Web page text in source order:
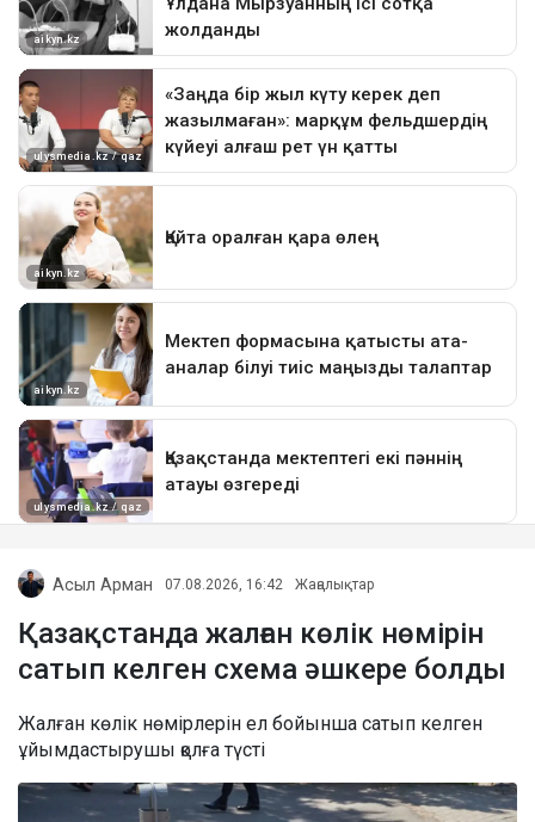
Асыл Арман 07.08.2026, 16:42 Жаңалықтар
Қазақстанда жалған көлік нөмірін
сатып келген схема әшкере болды
Жалған көлік нөмірлерін ел бойынша сатып келген
ұйымдастырушы қолға түсті